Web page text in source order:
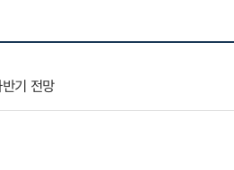
기 전망